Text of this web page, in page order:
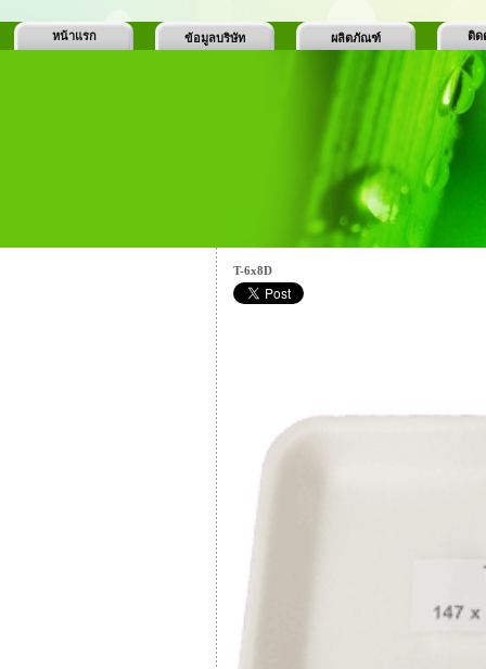
หน้าแรก ข้อมูลบริษัท ผลิตภัณฑ์ ติด
T-6x8D